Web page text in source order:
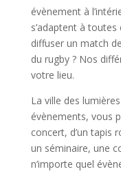
évènement à
s’adaptent à
diffuser un match
du rugby ? Nos
votre lieu.
La ville des
évènements, vous
concert, d’un tapis
un séminaire, une
n’importe quel